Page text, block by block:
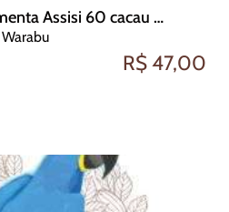
Chocolate Jambu e Pimenta Assisi 60 cacau 70g
Warabu
R$ 47,00